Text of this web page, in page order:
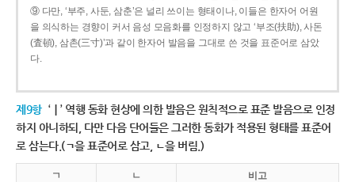
⑨ 다만, ‘부주, 사둔, 삼춘’은 널리 쓰이는 형태이나, 이들은 한자어 어원
을 의식하는 경향이 커서 음성 모음화를 인정하지 않고 ‘부조(扶助), 사돈
(査頓), 삼촌(三寸)’과 같이 한자어 발음을 그대로 쓴 것을 표준어로 삼았
다.
제9항 ‘ㅣ’ 역행 동화 현상에 의한 발음은 원칙적으로 표준 발음으로 인정
하지 아니하되, 다만 다음 단어들은 그러한 동화가 적용된 형태를 표준어
로 삼는다.(ㄱ을 표준어로 삼고, ㄴ을 버림.)
ㄱ ㄴ 비고